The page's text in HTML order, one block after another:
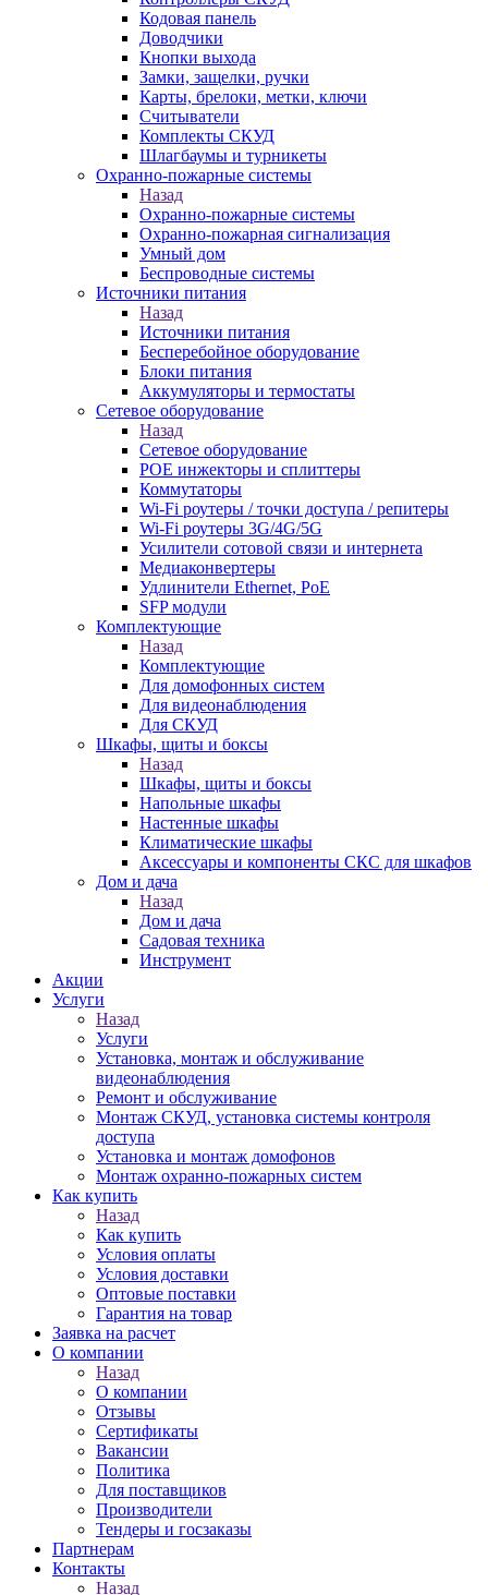
Кодовая панель
Доводчики
Кнопки выхода
Замки, защелки, ручки
Карты, брелоки, метки, ключи
Считыватели
Комплекты СКУД
Шлагбаумы и турникеты
Охранно-пожарные системы
Назад
Охранно-пожарные системы
Охранно-пожарная сигнализация
Умный дом
Беспроводные системы
Источники питания
Назад
Источники питания
Бесперебойное оборудование
Блоки питания
Аккумуляторы и термостаты
Сетевое оборудование
Назад
Сетевое оборудование
POE инжекторы и сплиттеры
Коммутаторы
Wi-Fi роутеры / точки доступа / репитеры
Wi-Fi роутеры 3G/4G/5G
Усилители сотовой связи и интернета
Медиаконвертеры
Удлинители Ethernet, PoE
SFP модули
Комплектующие
Назад
Комплектующие
Для домофонных систем
Для видеонаблюдения
Для СКУД
Шкафы, щиты и боксы
Назад
Шкафы, щиты и боксы
Напольные шкафы
Настенные шкафы
Климатические шкафы
Аксессуары и компоненты СКС для шкафов
Дом и дача
Назад
Дом и дача
Садовая техника
Инструмент
Акции
Услуги
Назад
Услуги
Установка, монтаж и обслуживание
видеонаблюдения
Ремонт и обслуживание
Монтаж СКУД, установка системы контроля
доступа
Установка и монтаж домофонов
Монтаж охранно-пожарных систем
Как купить
Назад
Как купить
Условия оплаты
Условия доставки
Оптовые поставки
Гарантия на товар
Заявка на расчет
О компании
Назад
О компании
Отзывы
Сертификаты
Вакансии
Политика
Для поставщиков
Производители
Тендеры и госзаказы
Партнерам
Контакты
Назад